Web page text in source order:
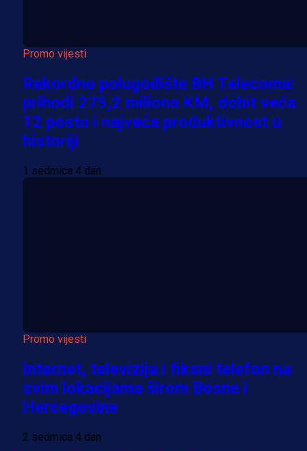
Promo vijesti
Rekordno polugodište BH Telecoma:
prihodi 275,2 miliona KM, dobit veća
12 posto i najveća produktivnost u
historiji
1 sedmica 4 dan
Promo vijesti
Internet, televizija i fiksni telefon na
svim lokacijama širom Bosne i
Hercegovine
2 sedmica 4 dan